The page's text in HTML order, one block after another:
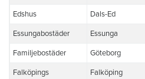
Edshus Dals-Ed
Essungabostäder Essunga
Familjebostäder Göteborg
Falköpings
Falköping